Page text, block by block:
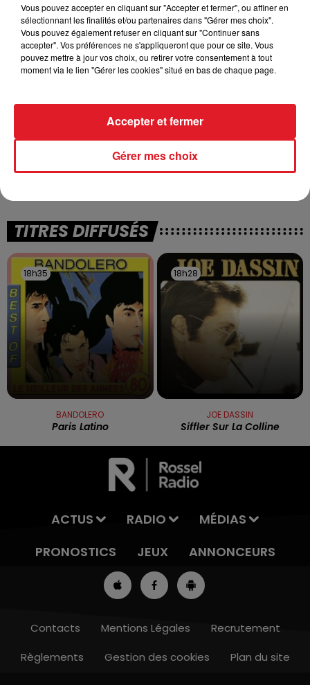
12h00 - 13h00
Selon les premiers éléments, le logement servait
à des prostituées
13 juillet 2026
WINGLES: UN JEUNE PERD LA VIE, NOYÉ À
LA BASE DE LOISIRS
TITRES DIFFUSÉS
18h35
18h35
BANDOLERO
Paris Latino
18h28
18h28
JOE DASSIN
Siffler Sur La Colline
ACTUS RADIO
MÉDIAS
PRONOSTICS
JEUX ANNONCEURS
Contacts Mentions Légales
Recrutement
Règlements
Gestion des cookies Plan du site
Vous pouvez accepter en cliquant sur "Accepter et fermer", ou affiner en
sélectionnant les finalités et/ou partenaires dans "Gérer mes choix".
Vous pouvez également refuser en cliquant sur "Continuer sans
accepter". Vos préférences ne s'appliqueront que pour ce site. Vous
pouvez mettre à jour vos choix, ou retirer votre consentement à tout
moment via le lien "Gérer les cookies" situé en bas de chaque page.
Gérer mes choix
Accepter et fermer